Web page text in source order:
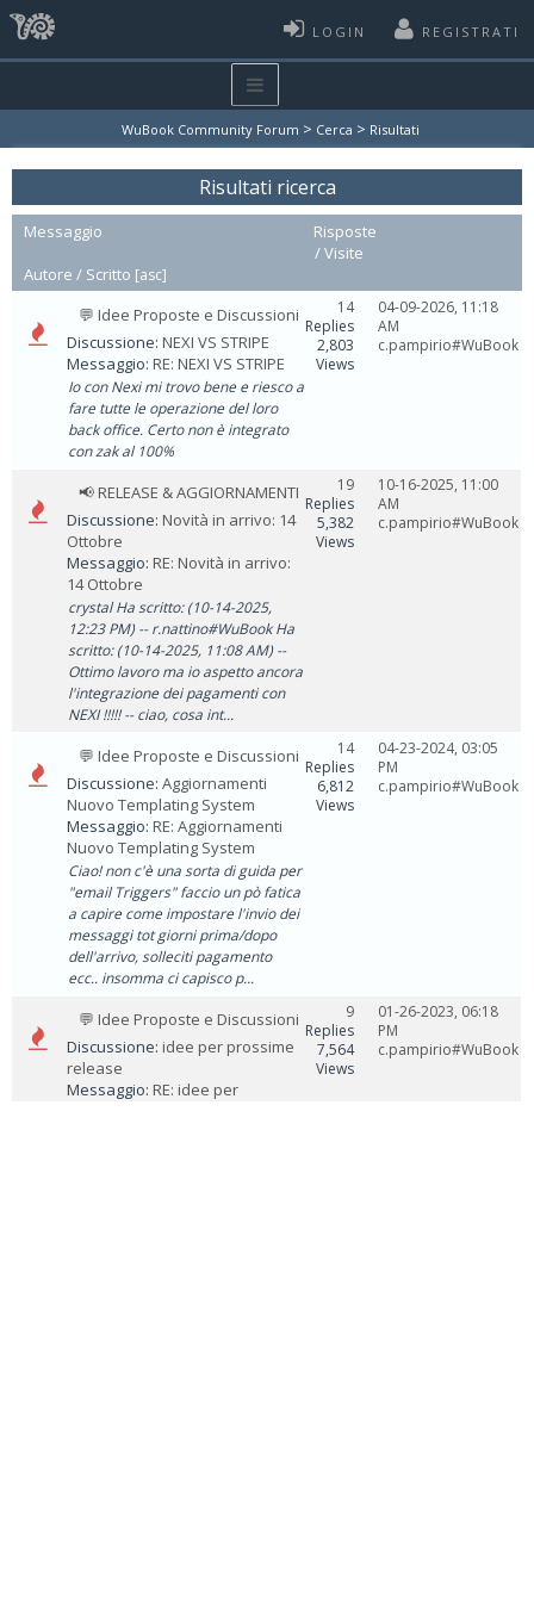
LOGIN REGISTRATI
WuBook Community Forum > Cerca > Risultati
Risultati ricerca
Messaggio
Risposte
/Visite
Autore / Scritto [asc]
💬 Idee Proposte e Discussioni
Discussione: NEXI VS STRIPE
Messaggio: RE: NEXI VS STRIPE
Io con Nexi mi trovo bene e riesco a
fare tutte le operazione del loro
back office. Certo non è integrato
con zak al 100%
14
Replies
2,803
Views
04-09-2026, 11:18
AM
c.pampirio#WuBook
📢 RELEASE & AGGIORNAMENTI
Discussione: Novità in arrivo: 14
Ottobre
Messaggio: RE: Novità in arrivo:
14 Ottobre
crystal Ha scritto: (10-14-2025,
12:23 PM) -- r.nattino#WuBook Ha
scritto: (10-14-2025, 11:08 AM) --
Ottimo lavoro ma io aspetto ancora
l'integrazione dei pagamenti con
NEXI !!!!! -- ciao, cosa int...
19
Replies
5,382
Views
10-16-2025, 11:00
AM
c.pampirio#WuBook
💬 Idee Proposte e Discussioni
Discussione: Aggiornamenti
Nuovo Templating System
Messaggio: RE: Aggiornamenti
Nuovo Templating System
Ciao! non c'è una sorta di guida per
"email Triggers" faccio un pò fatica
a capire come impostare l'invio dei
messaggi tot giorni prima/dopo
dell'arrivo, solleciti pagamento
ecc.. insomma ci capisco p...
14
Replies
6,812
Views
04-23-2024, 03:05
PM
c.pampirio#WuBook
💬 Idee Proposte e Discussioni
Discussione: idee per prossime
release
Messaggio: RE: idee per
9
Replies
7,564
Views
01-26-2023, 06:18
PM
c.pampirio#WuBook